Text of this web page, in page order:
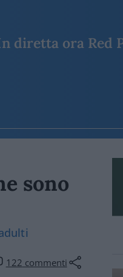
diretta ora Red
sono
122 commenti